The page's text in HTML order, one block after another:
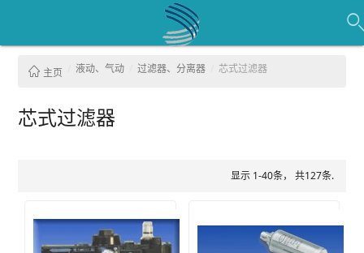
主页 液动、气动 过滤器、分离器 芯式过滤器
芯式过滤器
显示 1-40条， 共127条.